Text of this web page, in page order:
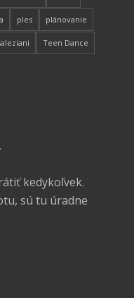
ples plánovanie
Teen Dance
kedykoľvek.
sú tu úradne